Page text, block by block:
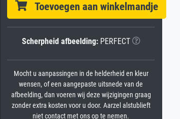
Toevoegen aan winkelmandje
Scherpheid afbeelding:PERFECT
Mocht u aanpassingen in de helderheid en kleur
wensen, of een aangepaste uitsnede van de
afbeelding, dan voeren wij deze wijzigingen graag
zonder extra kosten voor u door. Aarzel alstublieft
niet contact met ons op te nemen.